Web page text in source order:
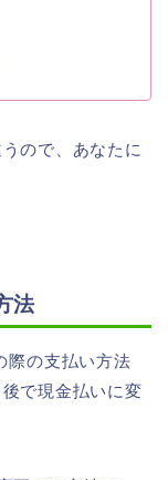
ので、あなたに
法
際の支払い方法
で現金払いに変